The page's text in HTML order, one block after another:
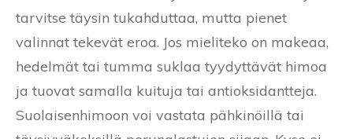
tarvitse täysin tukahduttaa, mutta pienet
valinnat tekevät eroa. Jos mieliteko on makeaa,
hedelmät tai tumma suklaa tyydyttävät himoa
ja tuovat samalla kuituja tai antioksidantteja.
Suolaisenhimoon voi vastata pähkinöillä tai